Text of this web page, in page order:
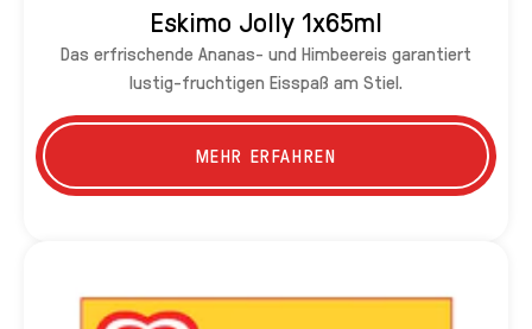
Eskimo Jolly 1x65ml
Das erfrischende Ananas- und Himbeereis garantiert
lustig-fruchtigen Eisspaß am Stiel.
MEHR ERFAHREN